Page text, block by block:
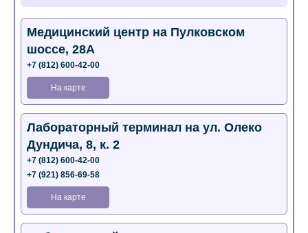
Медицинский центр на Пулковском
шоссе, 28А
+7 (812) 600-42-00
На карте
Лабораторный терминал на ул. Олеко
Дундича, 8, к. 2
+7 (812) 600-42-00
+7 (921) 856-69-58
На карте